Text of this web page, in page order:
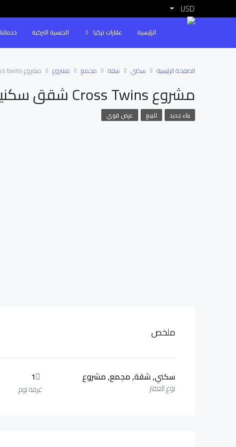
USD
الرئيسية عقارات تركيا الجنسية التركية خدماتنا
الصفحة الرئيسية سكني شقة مجمع مشروع مشروع cross twins شقق سكنية في التنتاش
مشروع Cross Twins شقق سكنية في التنتاش
بناء جديد للبيع عرض قوي
ملخص
سكني, شقة, مجمع, مشروع
نوع العقار
1
غرفة نوم